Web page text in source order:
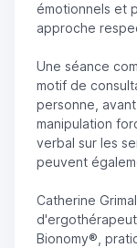
émotionnels et
approche
Une séance
motif de
personne,
manipulation
verbal sur les
peuvent
Catherine
Bionomy®,